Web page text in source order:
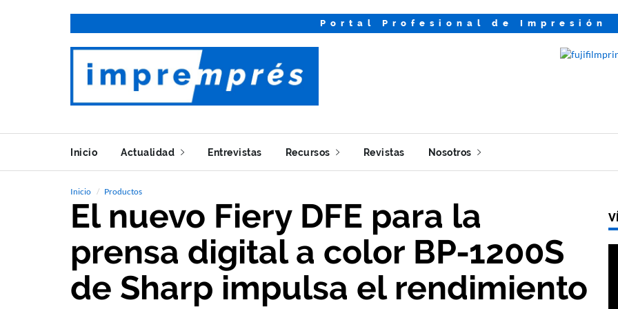
Portal Profesional de Impresión
Inicio Actualidad Entrevistas Recursos Revistas Nosotros
Inicio Productos
El nuevo Fiery DFE para la
prensa digital a color BP-1200S
de Sharp impulsa el rendimiento